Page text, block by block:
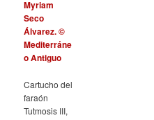
Cartucho del
faraón
Tutmosis III,